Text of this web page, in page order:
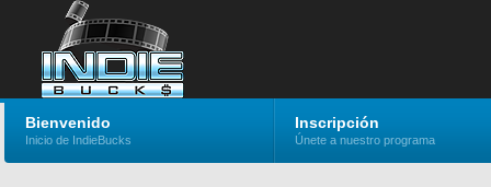
Bienvenido
Inicio de IndieBucks
Inscripción
Únete a nuestro programa